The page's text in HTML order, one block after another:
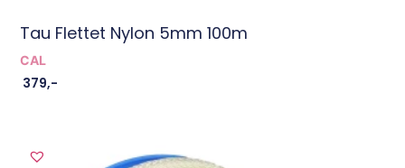
Tau Flettet Nylon 5mm 100m
CAL
379,-